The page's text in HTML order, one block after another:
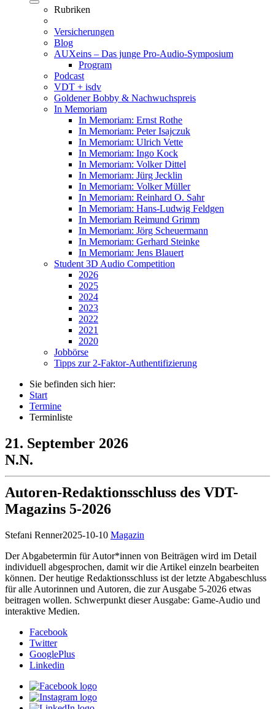
Rubriken
Versicherungen
Blog
AUXeins – Das junge Pro-Audio-Symposium
Program
Podcast
VDT + isdv
Goldener Bobby & Nachwuchspreis
In Memoriam
In Memoriam: Ernst Rothe
In Memoriam: Peter Isajczuk
In Memoriam: Ulrich Vette
In Memoriam: Ingo Kock
In Memoriam: Volker Dittel
In Memoriam: Jürg Jecklin
In Memoriam: Volker Müller
In Memoriam: Reinhard O. Sahr
In Memoriam: Hans-Ludwig Feldgen
In Memoriam Reimund Grimm
In Memoriam: Jörg Scheuermann
In Memoriam: Gerhard Steinke
In Memoriam: Jens Blauert
Student 3D Audio Competition
2026
2025
2024
2023
2022
2021
2020
Jobbörse
Tipps zur 2-Faktor-Authentifizierung
Sie befinden sich hier:
Start
Termine
Terminliste
21. September 2026
N.N.
Autoren-Redaktionsschluss des VDT-
Magazins 5-2026
Stefani Renner2025-10-10 Magazin
Der Abgabetermin für Autor*innen von Beiträgen wird im Detail
individuell abgesprochen, damit wir die Artikel einzeln bearbeiten
können. Der heutige Redaktionsschluss ist der letzte Abgabeschluss
für alle Autorinnen und Autoren, die zur Ausgabe 5-2026 etwas
beitragen wollen. Schwerpunkt dieser Ausgabe: Game-Audio und
interaktive Medien.
Facebook
Twitter
GooglePlus
Linkedin